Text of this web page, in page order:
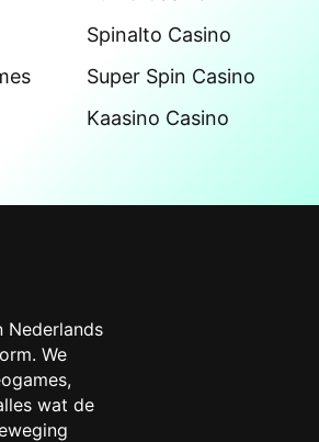
Spinalto Casino
Super Spin Casino
Kaasino Casino
Nederlands
We
wat de